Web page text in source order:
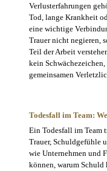
Verlusterfahrungen
Tod, lange Krankheit
eine wichtige
Trauer nicht negieren,
Teil der Arbeit
kein
gemeinsamen
Todesfall im Team:
Ein Todesfall im
Trauer, Schuldgefühle
wie Unternehmen und
können, warum